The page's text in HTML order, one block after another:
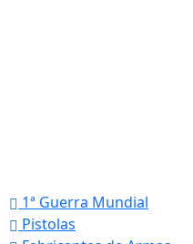
1ª Guerra Mundial
Pistolas